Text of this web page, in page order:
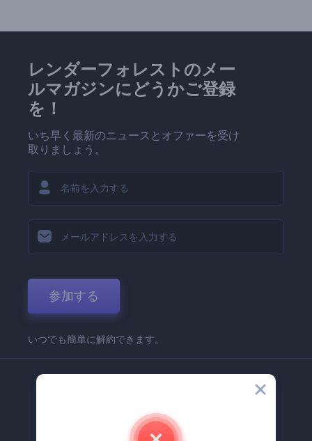
レンダーフォレストのメー
ルマガジンにどうかご登録
を！
いち早く最新のニュースとオファーを受け
取りましょう。
参加する
いつでも簡単に解約できます。
Renderforest 企業情報
お問い合わせ